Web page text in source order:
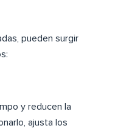
pueden surgir
y reducen la
ajusta los